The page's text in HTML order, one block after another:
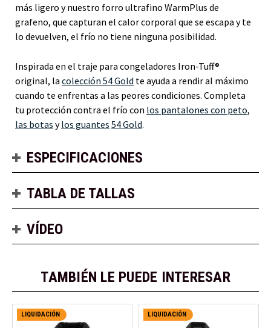
más ligero y nuestro forro ultrafino WarmPlus de
grafeno, que capturan el calor corporal que se escapa y te
lo devuelven, el frío no tiene ninguna posibilidad.
Inspirada en el traje para congeladores Iron-Tuff®
original, la colección 54 Gold te ayuda a rendir al máximo
cuando te enfrentas a las peores condiciones. Completa
tu protección contra el frío con los pantalones con peto,
las botas ylos guantes 54 Gold.
ESPECIFICACIONES
TABLA DE TALLAS
VÍDEO
TAMBIÉN LE PUEDE INTERESAR
LIQUIDACIÓN LIQUIDACIÓN